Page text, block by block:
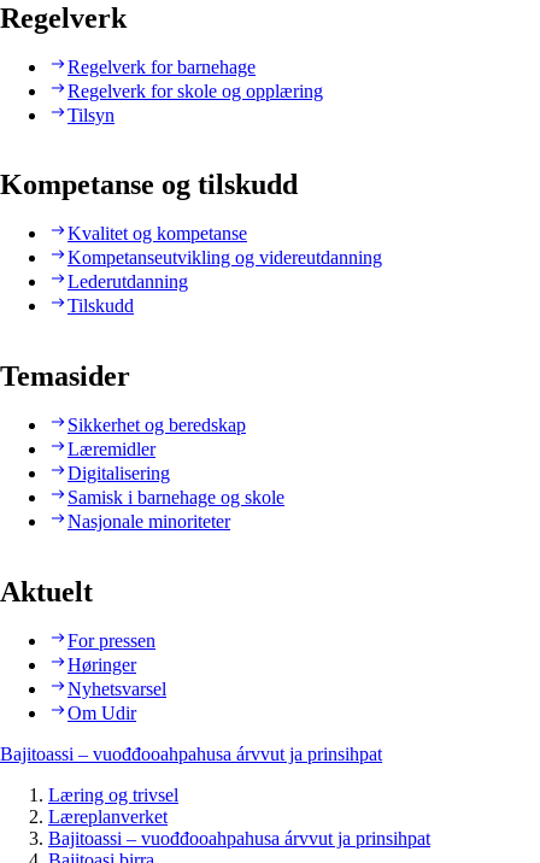
Regelverk
Regelverk for barnehage
Regelverk for skole og opplæring
Tilsyn
Kompetanse og tilskudd
Kvalitet og kompetanse
Kompetanseutvikling og videreutdanning
Lederutdanning
Tilskudd
Temasider
Sikkerhet og beredskap
Læremidler
Digitalisering
Samisk i barnehage og skole
Nasjonale minoriteter
Aktuelt
For pressen
Høringer
Nyhetsvarsel
Om Udir
Bajitoassi – vuođđooahpahusa árvvut ja prinsihpat
Læring og trivsel
Læreplanverket
Bajitoassi – vuođđooahpahusa árvvut ja prinsihpat